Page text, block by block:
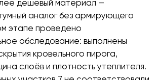
дешёвый материал —
аналог без армирующего
этапе проведено
обследование: выполнены
кровельного пирога,
слоёв и плотность утеплителя.